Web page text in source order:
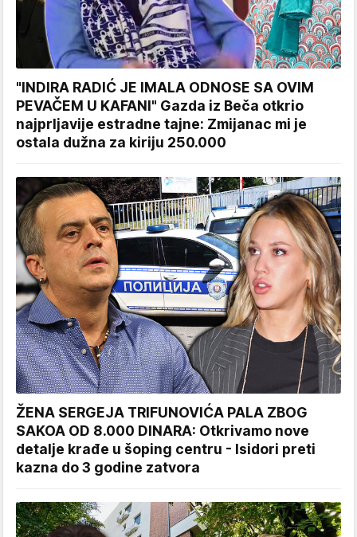
"INDIRA RADIĆ JE IMALA ODNOSE SA OVIM
PEVAČEM U KAFANI" Gazda iz Beča otkrio
najprljavije estradne tajne: Zmijanac mi je
ostala dužna za kiriju 250.000
ŽENA SERGEJA TRIFUNOVIĆA PALA ZBOG
SAKOA OD 8.000 DINARA: Otkrivamo nove
detalje krađe u šoping centru - Isidori preti
kazna do 3 godine zatvora